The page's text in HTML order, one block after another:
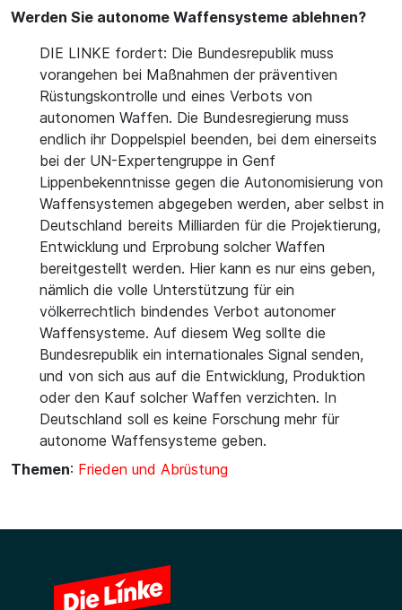
Werden Sie autonome Waffensysteme ablehnen?
DIE LINKE fordert: Die Bundesrepublik muss
vorangehen bei Maßnahmen der präventiven
Rüstungskontrolle und eines Verbots von
autonomen Waffen. Die Bundesregierung muss
endlich ihr Doppelspiel beenden, bei dem einerseits
bei der UN-Expertengruppe in Genf
Lippenbekenntnisse gegen die Autonomisierung von
Waffensystemen abgegeben werden, aber selbst in
Deutschland bereits Milliarden für die Projektierung,
Entwicklung und Erprobung solcher Waffen
bereitgestellt werden. Hier kann es nur eins geben,
nämlich die volle Unterstützung für ein
völkerrechtlich bindendes Verbot autonomer
Waffensysteme. Auf diesem Weg sollte die
Bundesrepublik ein internationales Signal senden,
und von sich aus auf die Entwicklung, Produktion
oder den Kauf solcher Waffen verzichten. In
Deutschland soll es keine Forschung mehr für
autonome Waffensysteme geben.
Themen: Frieden und Abrüstung